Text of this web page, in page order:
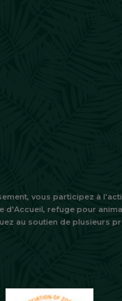
vous participez à
d'Accueil, refuge pour
au soutien de plusieurs